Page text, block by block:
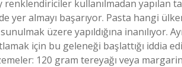
renklendiriciler kullanılmadan yapılan
yer almayı başarıyor. Pasta hangi
üzere yapıldığına inanılıyor.
için bu geleneği başlattığı iddia
120 gram tereyağı veya